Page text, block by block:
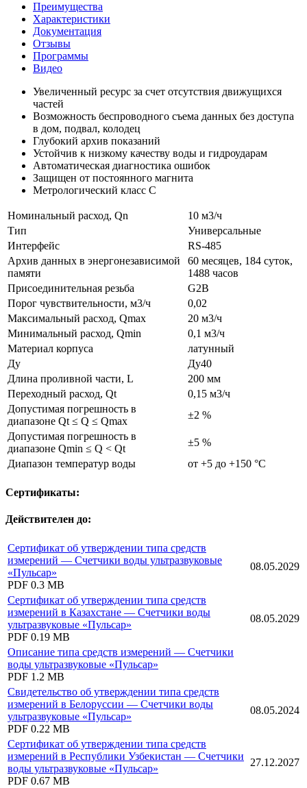
Преимущества
Характеристики
Документация
Отзывы
Программы
Видео
Увеличенный ресурс за счет отсутствия движущихся
частей
Возможность беспроводного съема данных без доступа
в дом, подвал, колодец
Глубокий архив показаний
Устойчив к низкому качеству воды и гидроударам
Автоматическая диагностика ошибок
Защищен от постоянного магнита
Метрологический класс С
Номинальный расход, Qn
10 м3/ч
Тип
Универсальные
Интерфейс
RS-485
Архив данных в энергонезависимой
памяти
60 месяцев, 184 суток,
1488 часов
Присоединительная резьба
G2B
Порог чувствительности, м3/ч
0,02
Максимальный расход, Qmax
20 м3/ч
Минимальный расход, Qmin
0,1 м3/ч
Материал корпуса
латунный
Ду
Ду40
Длина проливной части, L
200 мм
Переходный расход, Qt
0,15 м3/ч
Допустимая погрешность в
диапазоне Qt ≤ Q ≤ Qmax
±2 %
Допустимая погрешность в
диапазоне Qmin ≤ Q < Qt
±5 %
Диапазон температур воды
от +5 до +150 °С
Сертификаты:
Действителен до:
Сертификат об утверждении типа средств
измерений — Счетчики воды ультразвуковые
«Пульсар»
PDF 0.3 MB
08.05.2029
Сертификат об утверждении типа средств
измерений в Казахстане — Счетчики воды
ультразвуковые «Пульсар»
PDF 0.19 MB
08.05.2029
Описание типа средств измерений — Счетчики
воды ультразвуковые «Пульсар»
PDF 1.2 MB
Свидетельство об утверждении типа средств
измерений в Белоруссии — Счетчики воды
ультразвуковые «Пульсар»
PDF 0.22 MB
08.05.2024
Сертификат об утверждении типа средств
измерений в Республики Узбекистан — Счетчики
воды ультразвуковые «Пульсар»
PDF 0.67 MB
27.12.2027